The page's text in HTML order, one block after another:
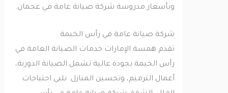
وبأسعار مدروسة شركة صيانة عامة في عجمان.
شركة صيانة عامة في رأس الخيمة
تقدم همسة الإمارات خدمات الصيانة العامة في
رأس الخيمة بجودة عالية تشمل الصيانة الدورية،
أعمال الترميم، وتحسين المنازل. نلبي احتياجات